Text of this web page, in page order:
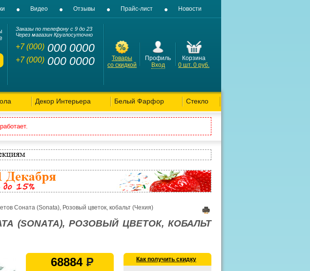
Видео Отзывы Прайс-лист Новости
Заказы по телефону с 9 до 23
Через магазин Круглосуточно
+7 (000) 000 0000
+7 (000) 000 0000
Товары
со скидкой
Профиль
Вход
Корзина
0 шт. 0 руб.
Декор Интерьера Белый Фарфор Стекло
Соната (Sonata), Розовый цветок, кобальт (Чехия)
(SONATA), РОЗОВЫЙ ЦВЕТОК, КОБАЛЬТ
68884 Как получить скидку